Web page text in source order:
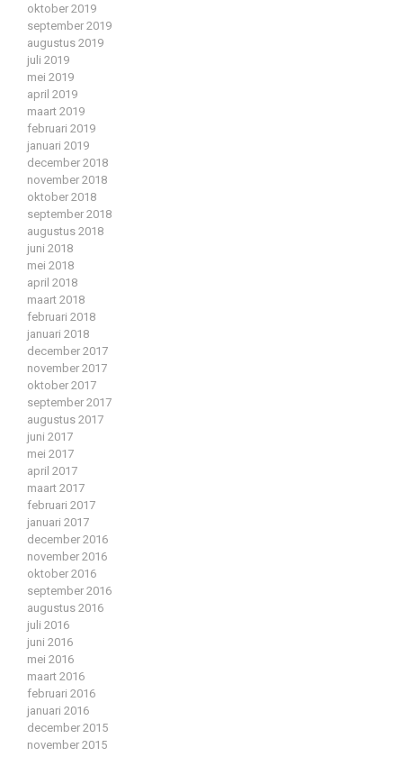
oktober 2019
september 2019
augustus 2019
juli 2019
mei 2019
april 2019
maart 2019
februari 2019
januari 2019
december 2018
november 2018
oktober 2018
september 2018
augustus 2018
juni 2018
mei 2018
april 2018
maart 2018
februari 2018
januari 2018
december 2017
november 2017
oktober 2017
september 2017
augustus 2017
juni 2017
mei 2017
april 2017
maart 2017
februari 2017
januari 2017
december 2016
november 2016
oktober 2016
september 2016
augustus 2016
juli 2016
juni 2016
mei 2016
maart 2016
februari 2016
januari 2016
december 2015
november 2015